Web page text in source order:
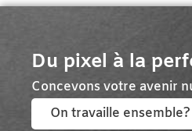
Du pixel à la
Concevons votre avenir
On travaille ensemble?